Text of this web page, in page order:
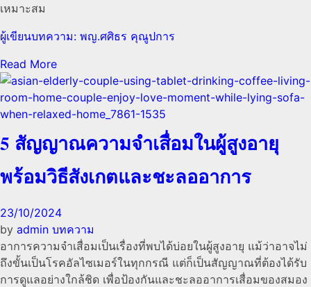
เหมาะสม
ผู้เขียนบทความ: พญ.ศศิธร คุณูปการ
Read More
5 สัญญาณความจำเสื่อมในผู้สูงอายุ
พร้อมวิธีสังเกตและชะลออาการ
23/10/2024
by admin บทความ
อาการความจำเสื่อมเป็นเรื่องที่พบได้บ่อยในผู้สูงอายุ แม้ว่าอาจไม่
ถึงขั้นเป็นโรคอัลไซเมอร์ในทุกกรณี แต่ก็เป็นสัญญาณที่ต้องได้รับ
การดูแลอย่างใกล้ชิด เพื่อป้องกันและชะลออาการเสื่อมของสมอง